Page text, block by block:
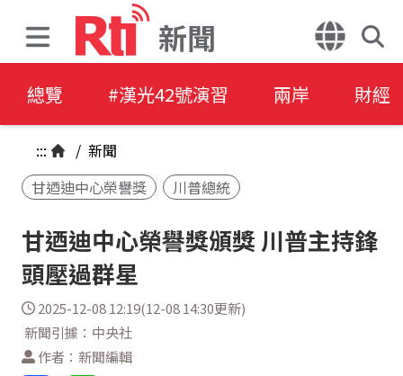
新聞
總覽 #漢光42號演習 兩岸 財經
::: / 新聞
甘迺迪中心榮譽獎
川普總統
甘迺迪中心榮譽獎頒獎 川普主持鋒
頭壓過群星
2025-12-08 12:19(12-08 14:30更新)
新聞引據：中央社
作者：新聞編輯